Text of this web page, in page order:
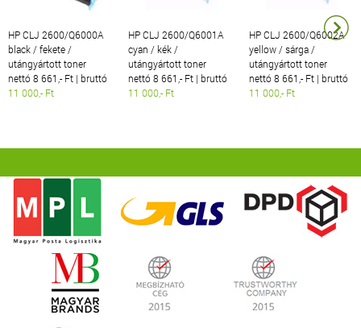
HP CLJ 2600/Q6000A
black / fekete /
utángyártott toner
nettó 8 661,- Ft | bruttó
11 000,- Ft
HP CLJ 2600/Q6001A
cyan / kék /
utángyártott toner
nettó 8 661,- Ft | bruttó
11 000,- Ft
HP CLJ 2600/Q6002A
yellow / sárga /
utángyártott toner
nettó 8 661,- Ft | bruttó
11 000,- Ft